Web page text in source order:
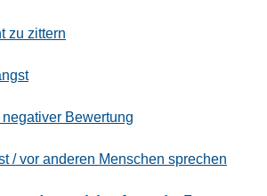
zu zittern
negativer Bewertung
/ vor anderen Menschen sprechen